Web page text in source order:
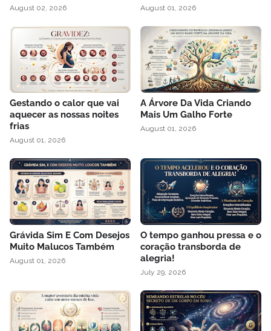
August 02, 2026 August 01, 2026
Gestando o calor que vai
aquecer as nossas noites
frias
August 01, 2026
A Árvore Da Vida Criando
Mais Um Galho Forte
August 01, 2026
Grávida Sim E Com Desejos
Muito Malucos Também
August 01, 2026
O tempo ganhou pressa e o
coração transborda de
alegria!
July 29, 2026